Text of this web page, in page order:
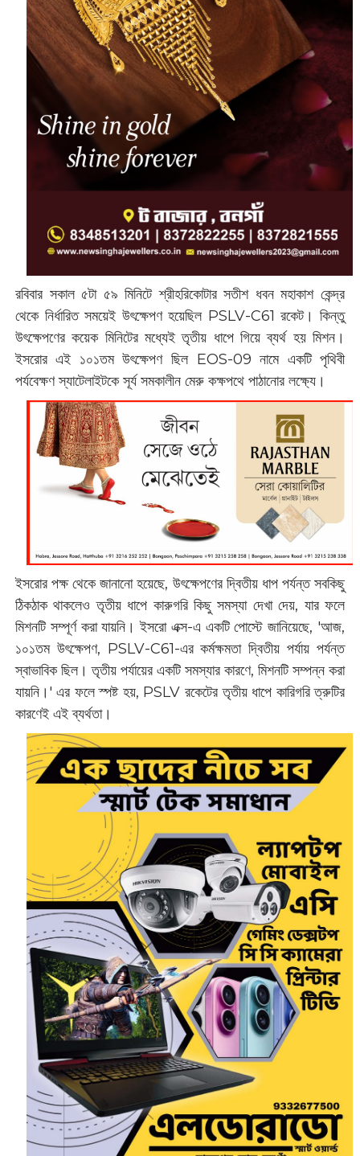
‌রবিবার সকাল ৫টা ৫৯ মিনিটে শ্রীহরিকোটার সতীশ ধবন মহাকাশ কেন্দ্র
থেকে নির্ধারিত সময়েই উৎক্ষেপণ হয়েছিল PSLV-C61 রকেট। কিন্তু
উৎক্ষেপণের কয়েক মিনিটের মধ্যেই তৃতীয় ধাপে গিয়ে ব্যর্থ হয় মিশন।
ইসরোর এই ১০১তম উৎক্ষেপণ ছিল EOS-09 নামে একটি পৃথিবী
পর্যবেক্ষণ স্যাটেলাইটকে সূর্য সমকালীন মেরু কক্ষপথে পাঠানোর লক্ষ্যে।
ইসরোর পক্ষ থেকে জানানো হয়েছে, উৎক্ষেপণের দ্বিতীয় ধাপ পর্যন্ত সবকিছু
ঠিকঠাক থাকলেও তৃতীয় ধাপে কারুগরি কিছু সমস্যা দেখা দেয়, যার ফলে
মিশনটি সম্পূর্ণ করা যায়নি। ইসরো এক্স-এ একটি পোস্টে জানিয়েছে, 'আজ,
১০১তম উৎক্ষেপণ, PSLV-C61-এর কর্মক্ষমতা দ্বিতীয় পর্যায় পর্যন্ত
স্বাভাবিক ছিল। তৃতীয় পর্যায়ের একটি সমস্যার কারণে, মিশনটি সম্পন্ন করা
যায়নি।' এর ফলে স্পষ্ট হয়, PSLV রকেটের তৃতীয় ধাপে কারিগরি ত্রুটির
কারণেই এই ব্যর্থতা।